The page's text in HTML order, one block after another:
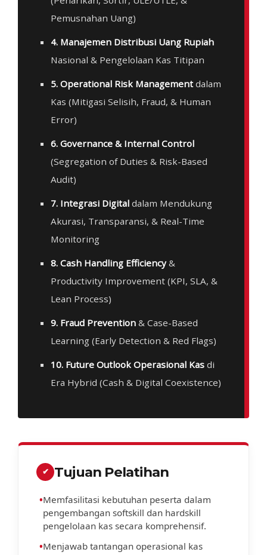
Pemusnahan Uang)
4. Manajemen Distribusi Uang Rupiah
Nasional & Pengelolaan Kas Titipan
5. Operational Risk Management dalam
Kas (Mitigasi Selisih, Fraud, & Human
Error)
6. Governance & Internal Control
(Segregation of Duties & Risk-Based
Audit)
7. Integrasi Digital dalam Mendukung
Akurasi, Transparansi, & Real-Time
Monitoring
8. Cash Handling Efficiency&
Productivity Improvement (KPI, SLA, &
Lean Process)
9. Fraud Prevention & Case-Based
Learning (Early Detection & Red Flags)
10. Future Outlook Operasional Kas di
Era Hybrid (Cash & Digital Coexistence)
✔ Tujuan Pelatihan
•Memfasilitasi kebutuhan peserta dalam
pengembangan softskill dan hardskill
pengelolaan kas secara komprehensif.
•Menjawab tantangan operasional kas